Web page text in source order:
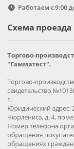
Работаем с 9:00
Схема проезда
Торгово-
"Гамматест".
Торгово-
свидетельство
г.
Юридический адрес:
Чюрлениса, д. 4,
Номер телефона
обращения
обращениях граждан